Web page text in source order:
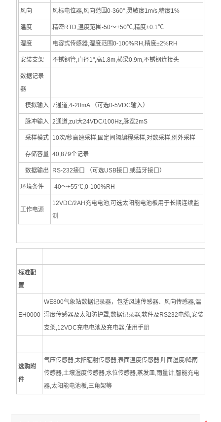
氧气检测仪
臭氧检测仪
甲醛检测仪
食品安全检测仪
折光分析仪
食用油过氧化值速测试纸
食用油酸价速测试纸
食用油类检测仪
果蔬、茶叶类检测仪
环境检测仪
电导率测定
正负离子浓度检测仪
负离子检测仪
fluke红外热像仪
WBGT热指数测定仪
校准液
风向 风标电位器,风向范围0-360°,灵敏度1m/s,精度1%
温度 精密RTD,温度范围-50～+50℃,精度±0.1℃
湿度 电容式传感器,湿度范围0-100%RH,精度±2%RH
安装支架 不锈钢管,直径1",高1.8m,横梁0.9m,不锈钢连接头
数据记录
器
模拟输入 7通道,4-20mA （可选0-5VDC输入）
脉冲输入 2通道,zui大24VDC/100Hz,脉宽2mS
采样模式 10次/秒高速采样,固定间隔编程采样,对数采样,例外采样
存储容量 40,879个记录
数据输出 RS-232接口 （可选USB接口,或蓝牙接口）
环境条件 -40～+55℃,0-100%RH
工作电源
12VDC/2AH充电电池,可选太阳能电池板用于长期连续监
测
标准配
置
EH0000
WE800气象站数据记录器，包括风速传感器、风向传感器,温
湿度传感器及太阳防护罩,数据记录器,软件及RS232电缆,安装
支架,12VDC充电电池及充电器,使用手册
选购附
件
气压传感器,太阳辐射传感器,表面温度传感器,叶面湿度/降雨
传感器,土壤湿度传感器,水位传感器,蒸发皿,雨量计,智能充电
器,太阳能电池板,三角架等